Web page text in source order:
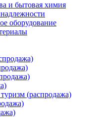
и бытовая химия
оборудование
(распродажа)